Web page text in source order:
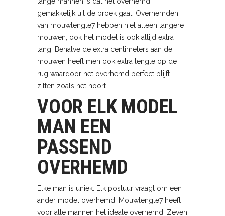
gemakkelijk uit de broek gaat. Overhemden
van mouwlengte7 hebben niet alleen langere
mouwen, ook het model is ook altijd extra
lang. Behalve de extra centimeters aan de
mouwen heeft men ook extra lengte op de
rug waardoor het overhemd perfect blijft
zitten zoals het hoort.
VOOR ELK MODEL
MAN EEN
PASSEND
OVERHEMD
Elke man is uniek. Elk postuur vraagt om een
ander model overhemd. Mouwlengte7 heeft
voor alle mannen het ideale overhemd. Zeven